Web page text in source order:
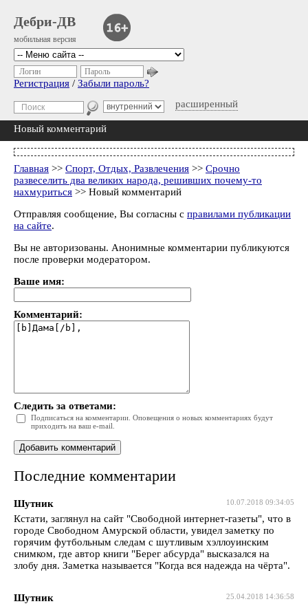
Дебри-ДВ
мобильная версия
расширенный
Логин Пароль
Регистрация / Забыли пароль?
Новый комментарий
Главная >> Спорт, Отдых, Развлечения >> Срочно
развеселить два великих народа, решивших почему-то
нахмуриться >> Новый комментарий
Отправляя сообщение, Вы согласны с правилами публикации
на сайте.
Вы не авторизованы. Анонимные комментарии публикуются
после проверки модератором.
Ваше имя:
Комментарий:
Следить за ответами:
Подписаться на комментарии. Оповещения о новых комментариях будут
приходить на ваш e-mail.
Последние комментарии
10.07.2018 09:34:05
Шутник
Кстати, заглянул на сайт "Свободной интернет-газеты", что в
городе Свободном Амурской области, увидел заметку по
горячим футбольным следам с шутливым хэллоуинским
снимком, где автор книги "Берег абсурда" высказался на
злобу дня. Заметка называется "Когда вся надежда на чёрта".
25.04.2018 14:36:58
Шутник